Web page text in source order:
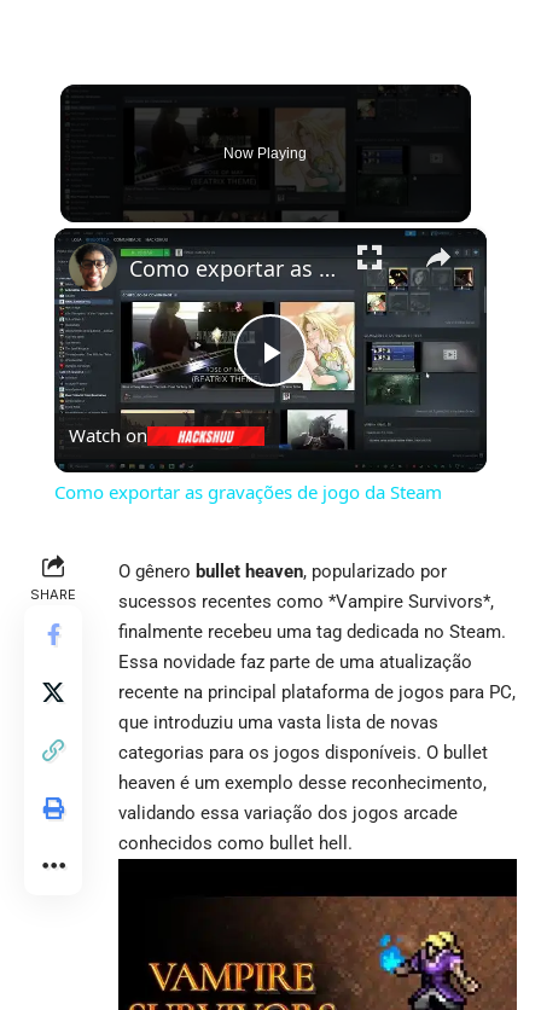
Now Playing
×
Play
Video
Como exportar as gravações de jogo da Steam
Watch on
Como exportar as gravações de jogo da Steam
SHARE
O gênero bullet heaven, popularizado por
sucessos recentes como *Vampire Survivors*,
finalmente recebeu uma tag dedicada no Steam.
Essa novidade faz parte de uma atualização
recente na principal plataforma de jogos para PC,
que introduziu uma vasta lista de novas
categorias para os jogos disponíveis. O bullet
heaven é um exemplo desse reconhecimento,
validando essa variação dos jogos arcade
conhecidos como bullet hell.